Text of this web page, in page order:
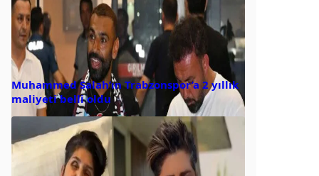
Muhammed Salah’ın Trabzonspor’a 2 yıllık
maliyeti belli oldu